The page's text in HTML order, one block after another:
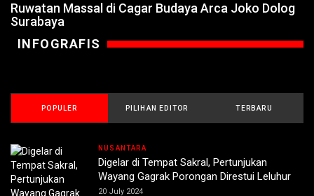
Ruwatan Massal di Cagar Budaya Arca Joko Dolog
Surabaya
INFOGRAFIS
POPULER PILIHAN EDITOR TERBARU
NUSANTARA
Digelar di Tempat Sakral, Pertunjukan
Wayang Gagrak Porongan Direstui Leluhur
20 July 2024